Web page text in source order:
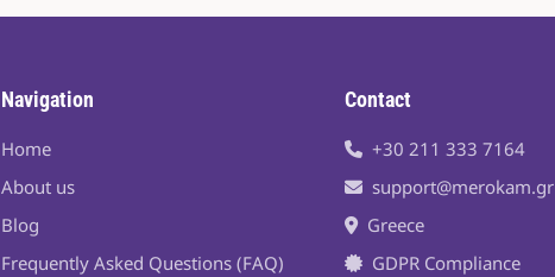
Navigation
Home
About us
Blog
Frequently Asked Questions (FAQ)
Contact
+30 211 333 7164
support@merokam.gr
Greece
GDPR Compliance